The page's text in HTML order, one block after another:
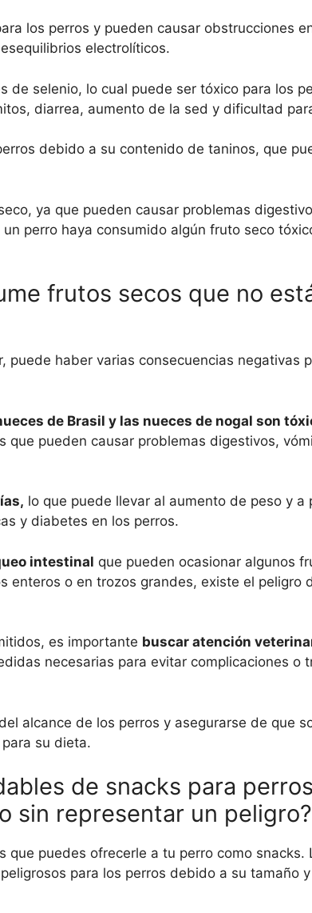
los perros y pueden causar obstrucciones
electrolíticos.
de selenio, lo cual puede ser tóxico para los
diarrea, aumento de la sed y dificultad
debido a su contenido de taninos, que
ya que pueden causar problemas
perro haya consumido algún fruto seco
frutos secos que no
haber varias consecuencias negativas
de Brasil y las nueces de nogal son
que pueden causar problemas digestivos,
lo que puede llevar al aumento de peso y a
y diabetes en los perros.
intestinal que pueden ocasionar algunos
enteros o en trozos grandes, existe el peligro
es importante buscar atención
necesarias para evitar complicaciones o
alcance de los perros y asegurarse de que
su dieta.
de snacks para
sin representar un peligro?
puedes ofrecerle a tu perro como snacks.
para los perros debido a su tamaño